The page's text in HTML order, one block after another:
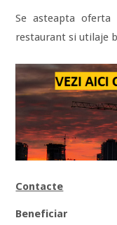
Se asteapta
restaurant si utilaje
Contacte
Beneficiar